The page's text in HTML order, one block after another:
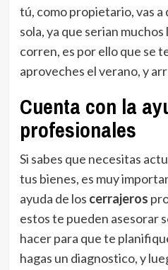
tú, como propietario, vas a
sola, ya que serian
corren, es por ello que se
aproveches el verano, y
Cuenta con la
profesionales
Si sabes que necesitas
tus bienes, es muy
ayuda de los cerrajeros
estos te pueden asesorar
hacer para que te
hagas un diagnostico, y